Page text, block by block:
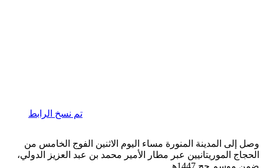
تم نسخ الرابط
وصل إلى المدينة المنورة مساء اليوم الاثنين الفوج الخامس من
الحجاج الموريتانيين عبر مطار الأمير محمد بن عبد العزيز الدولي،
ضمن موسم حج 1447هـ.